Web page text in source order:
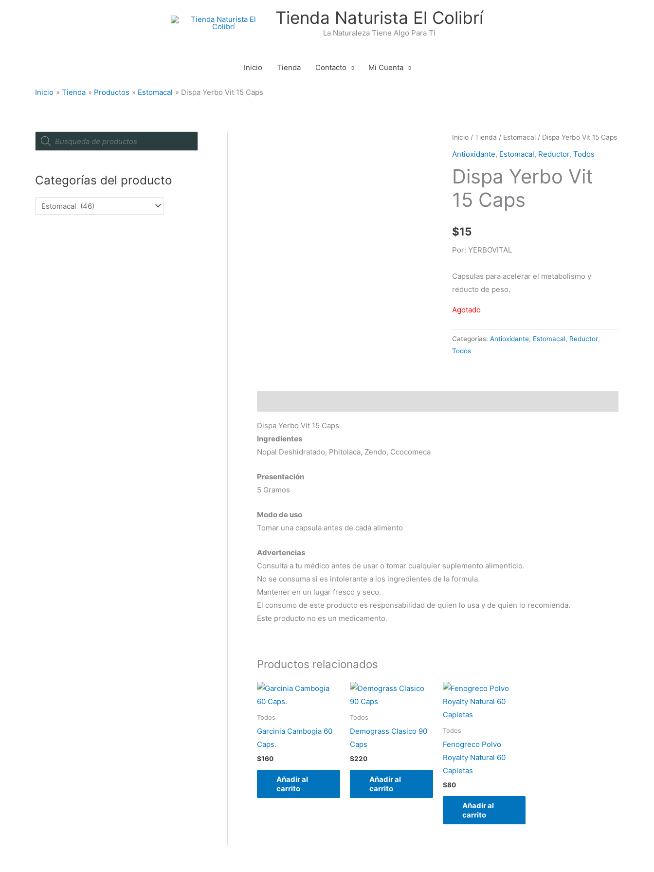
Tienda Naturista El Colibrí
La Naturaleza Tiene Algo Para Ti
Inicio Tienda Contacto Mi Cuenta
Inicio Tienda Productos Estomacal Dispa Yerbo Vit 15 Caps
P
o
t
s
e
r
Categorías del producto
Inicio /Tienda / Estomacal / Dispa Yerbo Vit 15 Caps
Antioxidante, Estomacal, Reductor,Todos
Dispa Yerbo Vit
15 Caps
$15
Por: YERBOVITAL
Capsulas para acelerar el metabolismo y
reducto de peso.
Agotado
Categorías:Antioxidante, Estomacal, Reductor,
Todos
Dispa Yerbo Vit 15 Caps
Ingredientes
Nopal Deshidratado, Phitolaca, Zendo, Ccocomeca
Presentación
5 Gramos
Modo de uso
Tomar una capsula antes de cada alimento
Advertencias
Consulta a tu médico antes de usar o tomar cualquier suplemento alimenticio.
No se consuma si es intolerante a los ingredientes de la formula.
Mantener en un lugar fresco y seco.
El consumo de este producto es responsabilidad de quien lo usa y de quien lo recomienda.
Este producto no es un medicamento.
Productos relacionados
Todos
Garcinia Cambogia 60
Caps.
$160
Añadir al
carrito
Todos
Demograss Clasico 90
Caps
$220
Añadir al
carrito
Todos
Fenogreco Polvo
Royalty Natural 60
Capletas
$80
Añadir al
carrito